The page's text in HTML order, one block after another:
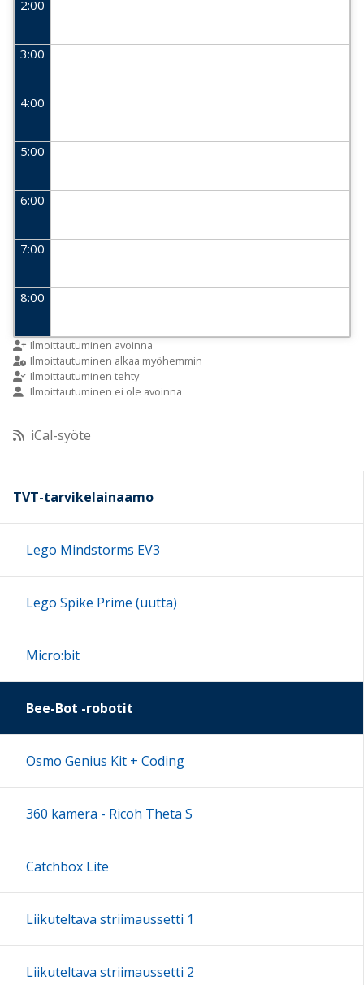
2:00
3:00
4:00
5:00
6:00
7:00
8:00
9:00
10:00
11:00
12:00
16:00
17:00
18:00
22:00
Ilmoittautuminen avoinna
Ilmoittautuminen alkaa myöhemmin
Ilmoittautuminen tehty
Ilmoittautuminen ei ole avoinna
iCal-syöte
TVT-tarvikelainaamo
Lego Mindstorms EV3
Lego Spike Prime (uutta)
Micro:bit
Bee-Bot -robotit
Osmo Genius Kit + Coding
360 kamera - Ricoh Theta S
Catchbox Lite
Liikuteltava striimaussetti 1
Liikuteltava striimaussetti 2